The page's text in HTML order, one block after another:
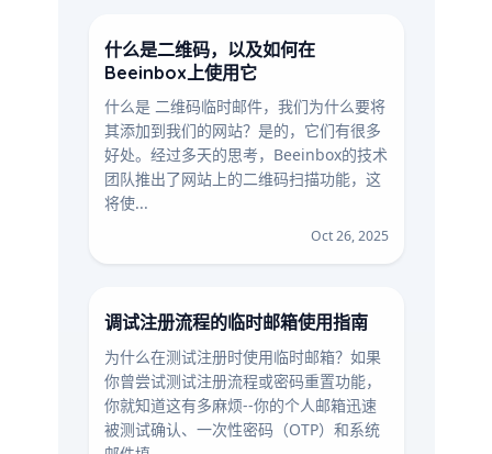
什么是二维码，以及如何在
Beeinbox上使用它
什么是 二维码临时邮件，我们为什么要将
其添加到我们的网站？是的，它们有很多
好处。经过多天的思考，Beeinbox的技术
团队推出了网站上的二维码扫描功能，这
将使...
Oct 26, 2025
调试注册流程的临时邮箱使用指南
为什么在测试注册时使用临时邮箱？如果
你曾尝试测试注册流程或密码重置功能，
你就知道这有多麻烦--你的个人邮箱迅速
被测试确认、一次性密码（OTP）和系统